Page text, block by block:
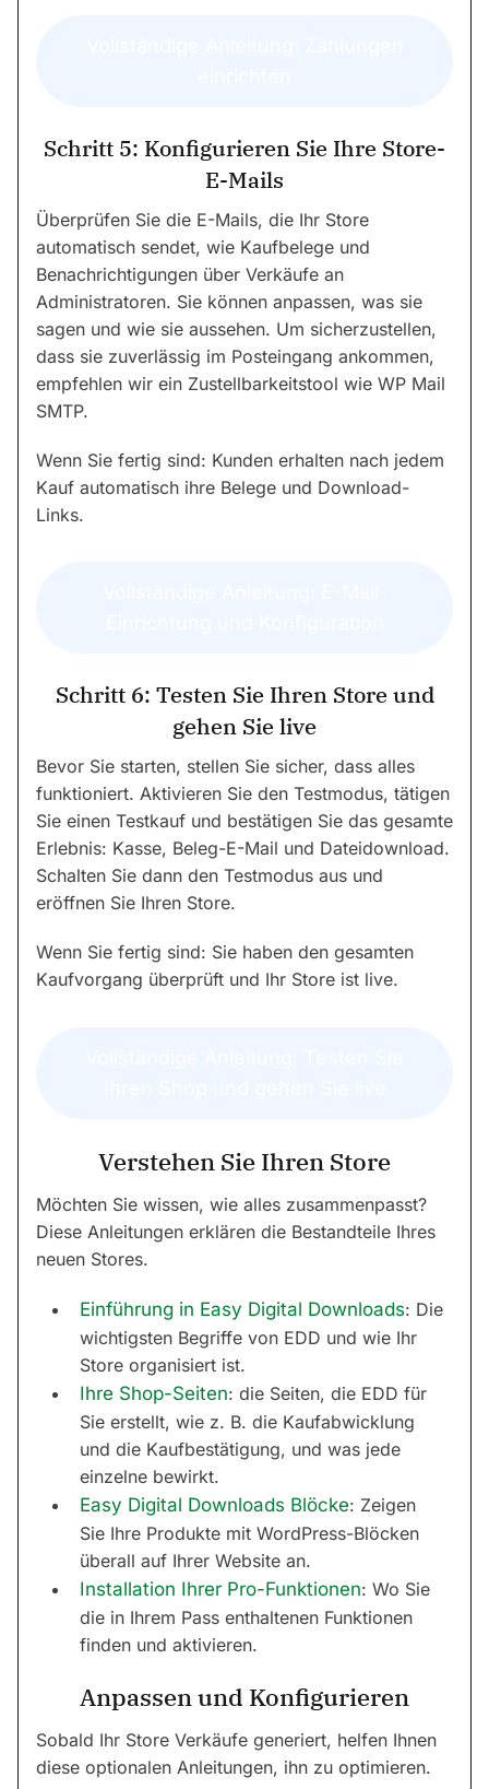
Schritt 5: Konfigurieren Sie Ihre Store-
E-Mails
Überprüfen Sie die E-Mails, die Ihr Store
automatisch sendet, wie Kaufbelege und
Benachrichtigungen über Verkäufe an
Administratoren. Sie können anpassen, was sie
sagen und wie sie aussehen. Um sicherzustellen,
dass sie zuverlässig im Posteingang ankommen,
empfehlen wir ein Zustellbarkeitstool wie WP Mail
SMTP.
Wenn Sie fertig sind: Kunden erhalten nach jedem
Kauf automatisch ihre Belege und Download-
Links.
Schritt 6: Testen Sie Ihren Store und
gehen Sie live
Bevor Sie starten, stellen Sie sicher, dass alles
funktioniert. Aktivieren Sie den Testmodus, tätigen
Sie einen Testkauf und bestätigen Sie das gesamte
Erlebnis: Kasse, Beleg-E-Mail und Dateidownload.
Schalten Sie dann den Testmodus aus und
eröffnen Sie Ihren Store.
Wenn Sie fertig sind: Sie haben den gesamten
Kaufvorgang überprüft und Ihr Store ist live.
Verstehen Sie Ihren Store
Möchten Sie wissen, wie alles zusammenpasst?
Diese Anleitungen erklären die Bestandteile Ihres
neuen Stores.
Einführung in Easy Digital Downloads: Die
wichtigsten Begriffe von EDD und wie Ihr
Store organisiert ist.
Ihre Shop-Seiten: die Seiten, die EDD für
Sie erstellt, wie z. B. die Kaufabwicklung
und die Kaufbestätigung, und was jede
einzelne bewirkt.
Easy Digital Downloads Blöcke: Zeigen
Sie Ihre Produkte mit WordPress-Blöcken
überall auf Ihrer Website an.
Installation Ihrer Pro-Funktionen: Wo Sie
die in Ihrem Pass enthaltenen Funktionen
finden und aktivieren.
Anpassen und Konfigurieren
Sobald Ihr Store Verkäufe generiert, helfen Ihnen
diese optionalen Anleitungen, ihn zu optimieren.